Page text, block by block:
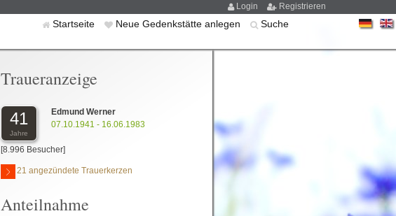
Login Registrieren
Startseite Neue Gedenkstätte anlegen Suche
Traueranzeige
41
Jahre
Edmund Werner
07.10.1941 - 16.06.1983
[8.996 Besucher]
21 angezündete Trauerkerzen
Anteilnahme